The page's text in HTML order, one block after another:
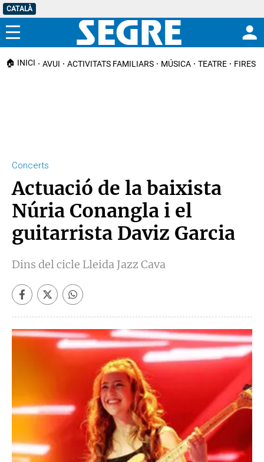
CATALÀ
Menú
🏠 INICI AVUI ACTIVITATS FAMILIARS MÚSICA TEATRE FIRES I
Concerts
Actuació de la baixista
Núria Conangla i el
guitarrista Daviz Garcia
Dins del cicle Lleida Jazz Cava